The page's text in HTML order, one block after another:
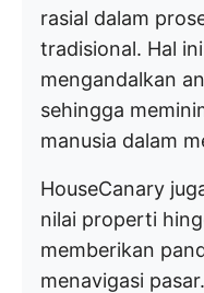
rasial dalam
tradisional. Hal
mengandalkan
sehingga
manusia dalam
HouseCanary
nilai properti
memberikan
menavigasi pasar.